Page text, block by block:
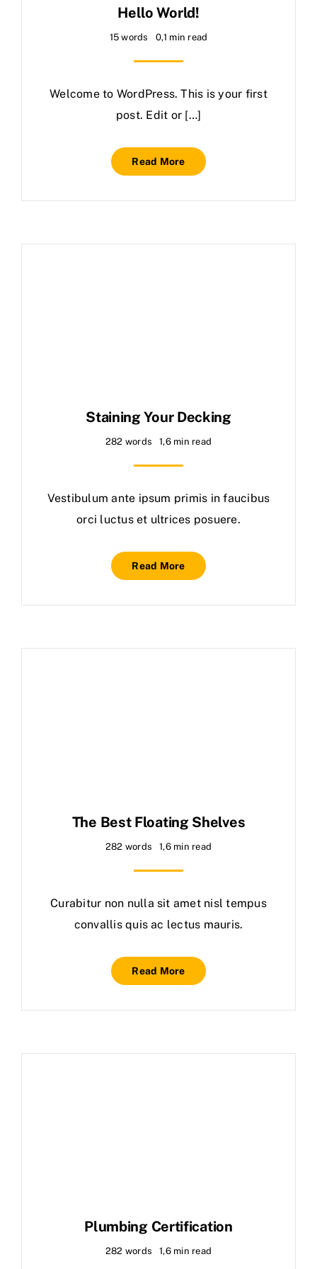
Hello World!
15 words 0,1 min read
Welcome to WordPress. This is your first
post. Edit or […]
Read More
Staining Your Decking
282 words 1,6 min read
Vestibulum ante ipsum primis in faucibus
orci luctus et ultrices posuere.
Read More
The Best Floating Shelves
282 words 1,6 min read
Curabitur non nulla sit amet nisl tempus
convallis quis ac lectus mauris.
Read More
Plumbing Certification
282 words 1,6 min read